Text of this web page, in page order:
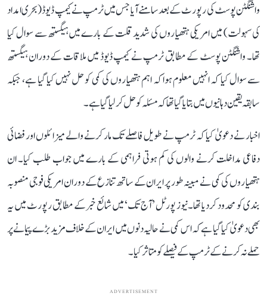
واشنگٹن پوسٹ کی رپورٹ کے بعد سامنے آیا جس میں ٹرمپ نے کیمپ ڈیوڈ (بحری امداد
کی سہولت) میں امریکی ہتھیاروں کی شدید قلت کے بارے میں ہیگستھ سے سوال کیا
تھا۔ واشنگٹن پوسٹ کے مطابق ٹرمپ نے کیمپ ڈیوڈ میں ملاقات کے دوران ہیگستھ
سے سوال کیا کہ انہیں معلوم ہوا کہ اہم ہتھیاروں کی کمی کو حل نہیں کیا گیا ہے، جبکہ
سابقہ ​​یقین دہانیوں میں بتا یا گیا تھا کہ مسئلہ کو حل کر لیا گیا ہے۔
اخبار نے دعویٰ کیا کہ ٹرمپ نے طویل فاصلے تک مار کرنے والے میزائلوں اور فضائی
دفاعی مداخلت کرنے والوں کی کم ہوتی فراہمی کے بارے میں جواب طلب کیا۔ ان
ہتھیاروں کی کمی نے مبینہ طور پر ایران کے ساتھ تنازع کے دوران امریکی فوجی منصوبہ
بندی کو محدود کر دیا تھا۔نیوز پورٹل ’آج تک‘ میں شائع خبر کے مطابق رپورٹ میں یہ
بھی دعویٰ کیا گیا ہے کہ اس کمی نے حالیہ دنوں میں ایران کے خلاف مزید بڑے پیمانے پر
حملے نہ کرنے کے ٹرمپ کے فیصلے کو متاثر کیا۔
ADVERTISEMENT